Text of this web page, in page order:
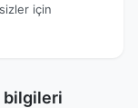
için
bilgileri